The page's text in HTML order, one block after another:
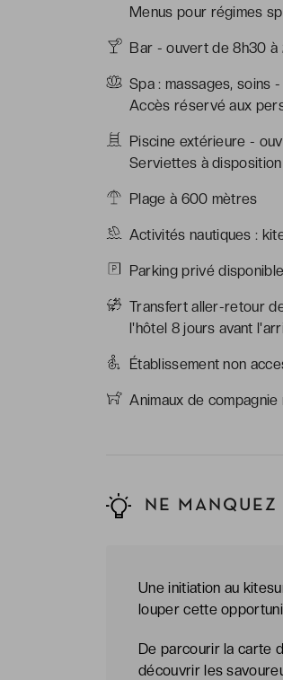
Menus pour régimes
Bar - ouvert de 8h30 à
Spa : massages, soins
Accès réservé aux
Piscine extérieure -
Serviettes à disposition
Plage à 600 mètres
Activités nautiques :
Parking privé
Transfert aller-retour
l'hôtel 8 jours avant
Établissement non
Animaux de compagnie
NE MANQUEZ
Une initiation au
louper cette
De parcourir la carte
découvrir les